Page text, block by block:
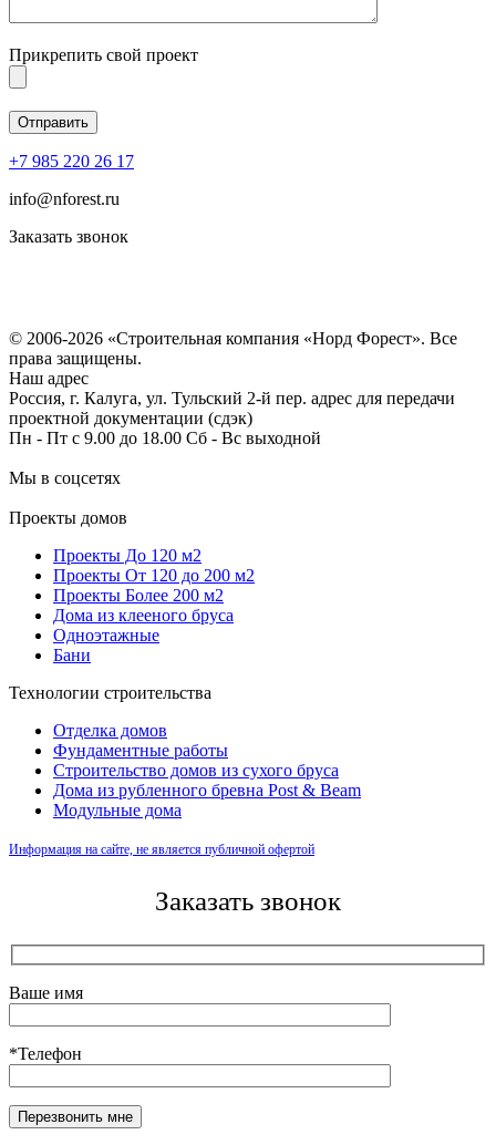
Прикрепить свой проект
+7 985 220 26 17
info@nforest.ru
Заказать звонок
© 2006-2026 «Строительная компания «Норд Форест». Все
права защищены.
Наш адрес
Россия, г. Калуга, ул. Тульский 2-й пер. адрес для передачи
проектной документации (сдэк)
Пн - Пт с 9.00 до 18.00 Сб - Вс выходной
Мы в соцсетях
Проекты домов
Проекты До 120 м2
Проекты От 120 до 200 м2
Проекты Более 200 м2
Дома из клееного бруса
Одноэтажные
Бани
Технологии строительства
Отделка домов
Фундаментные работы
Строительство домов из сухого бруса
Дома из рубленного бревна Post & Beam
Модульные дома
Информация на сайте, не является публичной офертой
Заказать звонок
Ваше имя
*Телефон
Оставьте это поле пустым.